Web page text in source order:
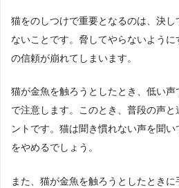
猫をのしつけで重要となるのは、決
ないことです。脅してやらないよう
の信頼が崩れてしまいます。
猫が金魚を触ろうとしたとき、低い
で注意します。このとき、普段の声
ントです。猫は聞き慣れない声を聞
をやめるでしょう。
また、猫が金魚を触ろうとしたとき